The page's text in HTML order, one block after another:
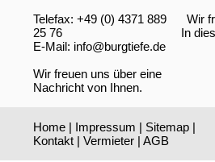
Telefax: +49 (0) 4371 889
25 76
E-Mail: info@burgtiefe.de
Wir freuen uns über eine
Nachricht von Ihnen.
Wir
In
Home | Impressum | Sitemap |
Kontakt | Vermieter | AGB